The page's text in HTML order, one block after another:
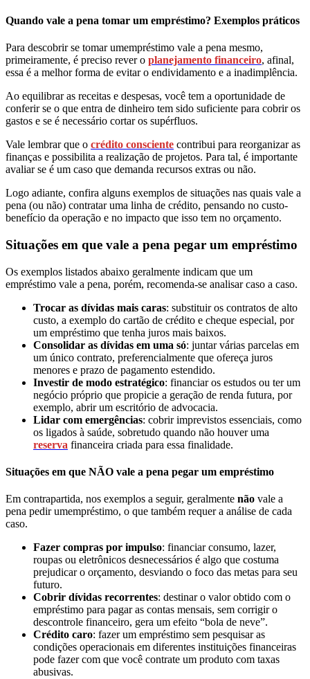
Quando vale a pena tomar um empréstimo? Exemplos práticos
Para descobrir se tomar umempréstimo vale a pena mesmo,
primeiramente, é preciso rever o planejamento financeiro, afinal,
essa é a melhor forma de evitar o endividamento e a inadimplência.
Ao equilibrar as receitas e despesas, você tem a oportunidade de
conferir se o que entra de dinheiro tem sido suficiente para cobrir os
gastos e se é necessário cortar os supérfluos.
Vale lembrar que o crédito consciente contribui para reorganizar as
finanças e possibilita a realização de projetos. Para tal, é importante
avaliar se é um caso que demanda recursos extras ou não.
Logo adiante, confira alguns exemplos de situações nas quais vale a
pena (ou não) contratar uma linha de crédito, pensando no custo-
benefício da operação e no impacto que isso tem no orçamento.
Situações em que vale a pena pegar um empréstimo
Os exemplos listados abaixo geralmente indicam que um
empréstimo vale a pena, porém, recomenda-se analisar caso a caso.
Trocar as dívidas mais caras: substituir os contratos de alto
custo, a exemplo do cartão de crédito e cheque especial, por
um empréstimo que tenha juros mais baixos.
Consolidar as dívidas em uma só: juntar várias parcelas em
um único contrato, preferencialmente que ofereça juros
menores e prazo de pagamento estendido.
Investir de modo estratégico: financiar os estudos ou ter um
negócio próprio que propicie a geração de renda futura, por
exemplo, abrir um escritório de advocacia.
Lidar com emergências: cobrir imprevistos essenciais, como
os ligados à saúde, sobretudo quando não houver uma
reserva financeira criada para essa finalidade.
Situações em que NÃO vale a pena pegar um empréstimo
Em contrapartida, nos exemplos a seguir, geralmente não vale a
pena pedir umempréstimo, o que também requer a análise de cada
caso.
Fazer compras por impulso: financiar consumo, lazer,
roupas ou eletrônicos desnecessários é algo que costuma
prejudicar o orçamento, desviando o foco das metas para seu
futuro.
Cobrir dívidas recorrentes: destinar o valor obtido com o
empréstimo para pagar as contas mensais, sem corrigir o
descontrole financeiro, gera um efeito “bola de neve”.
Crédito caro: fazer um empréstimo sem pesquisar as
condições operacionais em diferentes instituições financeiras
pode fazer com que você contrate um produto com taxas
abusivas.